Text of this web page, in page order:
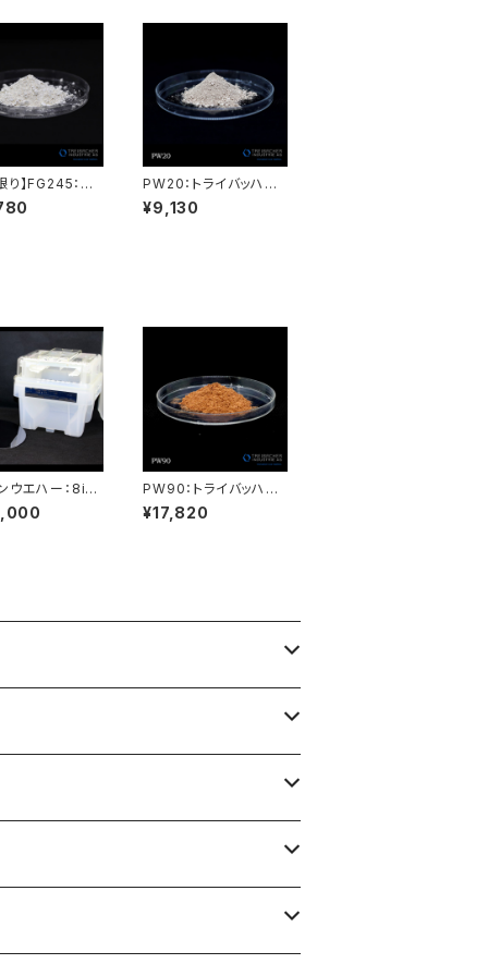
り】FG245：トラ
社製酸化セリウ
PW20：トライバッハ社
製酸化セリウム AUERP
OL
¥9,130
ウエハー：8inc
ミー：25枚（ケ
PW90：トライバッハ社
製酸化セリウム AUERP
OL
¥17,820